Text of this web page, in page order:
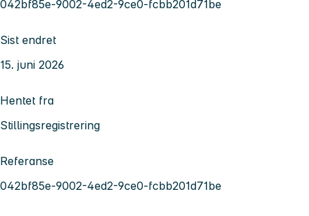
042bf85e-9002-4ed2-9ce0-fcbb201d71be
Sist endret
15. juni 2026
Hentet fra
Stillingsregistrering
Referanse
042bf85e-9002-4ed2-9ce0-fcbb201d71be